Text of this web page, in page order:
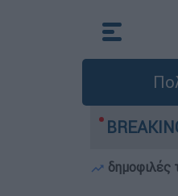
Πόρτο Γερμανό
δημοφιλές